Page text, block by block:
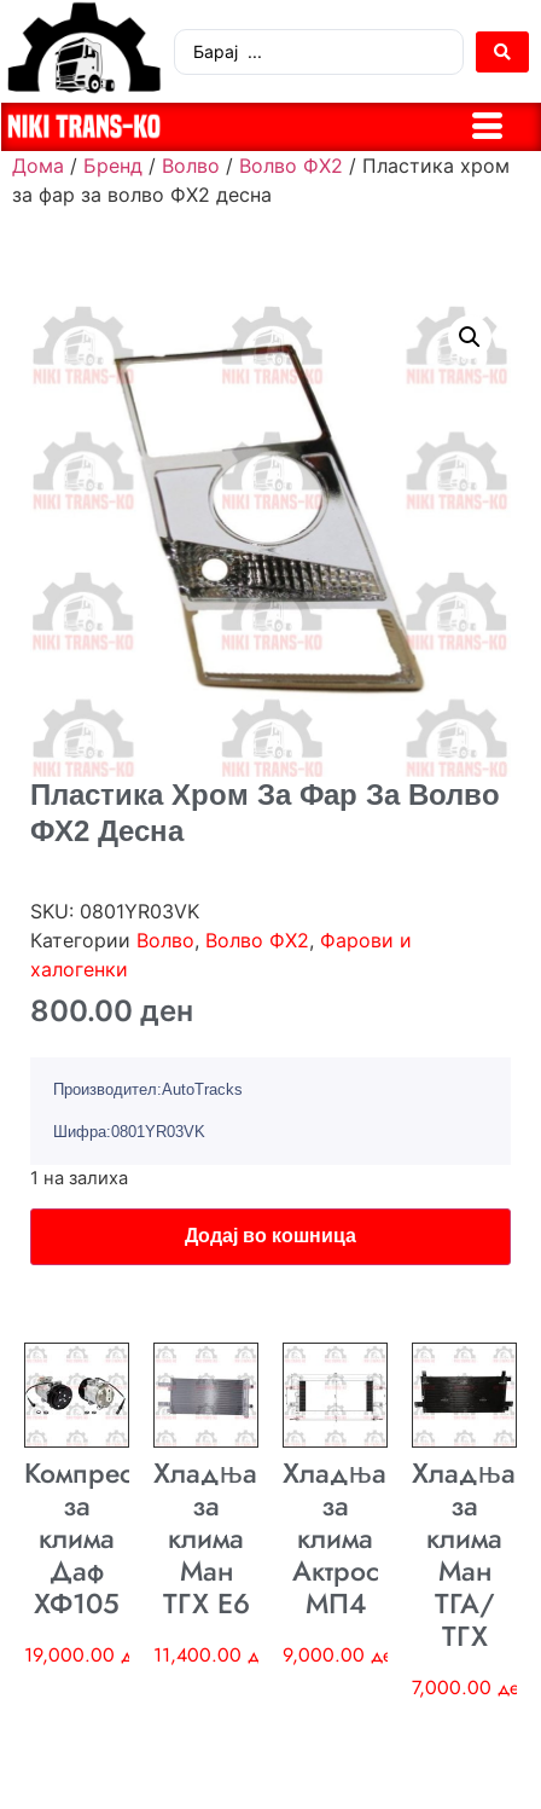
Дома / Бренд / Волво / Волво ФХ2 / Пластика хром
за фар за волво ФХ2 десна
Пластика Хром За Фар За Волво
ФХ2 Десна
SKU: 0801YR03VK
Категории Волво, Волво ФХ2, Фарови и
халогенки
800.00 ден
Производител:AutoTracks
Шифра:0801YR03VK
1 на залиха
Додај во кошница
Компресор
за
клима
Даф
ХФ105
19,000.00 ден
Хладњак
за
клима
Ман
ТГХ E6
11,400.00 ден
Хладњак
за
клима
Актрос
МП4
9,000.00 ден
Хладњак
за
клима
Ман
ТГА/
ТГХ
7,000.00 ден